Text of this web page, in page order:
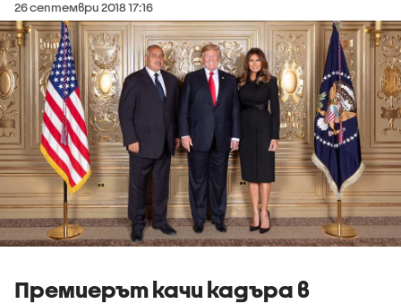
26 септември 2018 17:16
Премиерът качи кадъра в